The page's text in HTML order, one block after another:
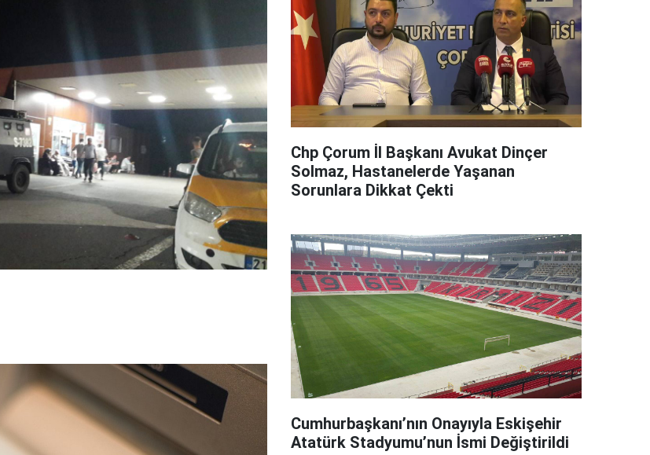
Chp Çorum İl Başkanı Avukat Dinçer
Solmaz, Hastanelerde Yaşanan
Sorunlara Dikkat Çekti
Cumhurbaşkanı’nın Onayıyla Eskişehir
Atatürk Stadyumu’nun İsmi Değiştirildi